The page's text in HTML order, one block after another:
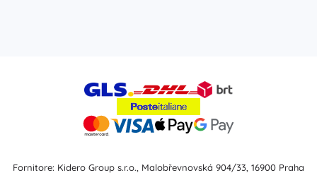
Fornitore: Kidero Group s.r.o., Malobřevnovská 904/33, 16900 Praha